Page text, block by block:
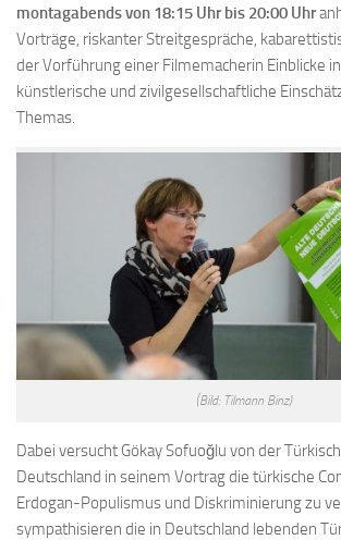
montagabends von 18:15 Uhr bis 20:00 Uhr
Vorträge, riskanter Streitgespräche,
der Vorführung einer Filmemacherin Einblicke
künstlerische und zivilgesellschaftliche
Themas.
(Bild: Tilmann Binz)
Dabei versucht Gökay Sofuoğlu von der
Deutschland in seinem Vortrag die türkische
Erdogan-Populismus und Diskriminierung zu
sympathisieren die in Deutschland lebenden